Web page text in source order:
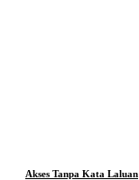
Akses Tanpa Kata Laluan